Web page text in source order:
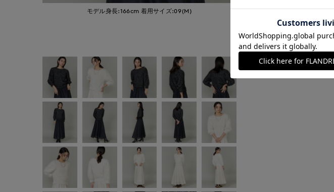
モデル身長:166cm 着用サイズ:09(M) モデル身長:166cm